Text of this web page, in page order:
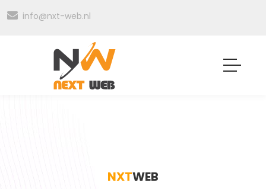
info@nxt-web.nl
NXTWEB